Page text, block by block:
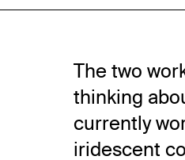
The two
thinking
currently
iridescent